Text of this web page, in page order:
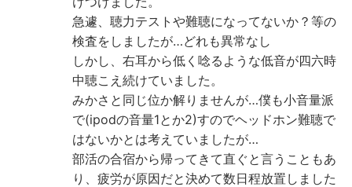
急遽、聴力テストや難聴になってないか？等の
検査をしましたが…どれも異常なし
しかし、右耳から低く唸るような低音が四六時
中聴こえ続けていました。
みかさと同じ位か解りませんが…僕も小音量派
で(ipodの音量1とか2)すのでヘッドホン難聴で
はないかとは考えていましたが…
部活の合宿から帰ってきて直ぐと言うこともあ
り、疲労が原因だと決めて数日程放置しました